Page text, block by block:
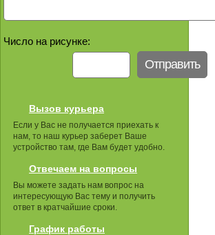
Число на рисунке:
Вызов курьера
Если у Вас не получается приехать к
нам, то наш курьер заберет Ваше
устройство там, где Вам будет удобно.
Отвечаем на вопросы
Вы можете задать нам вопрос на
интересующую Вас тему и получить
ответ в кратчайшие сроки.
График работы